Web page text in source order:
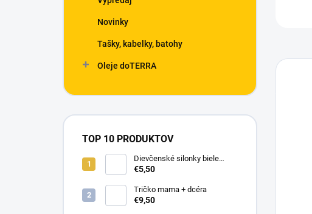
Novinky
Tašky, kabelky, batohy
Oleje doTERRA
TOP 10 PRODUKTOV
Dievčenské silonky biele
Linda
€5,50
Tričko mama + dcéra
€9,50